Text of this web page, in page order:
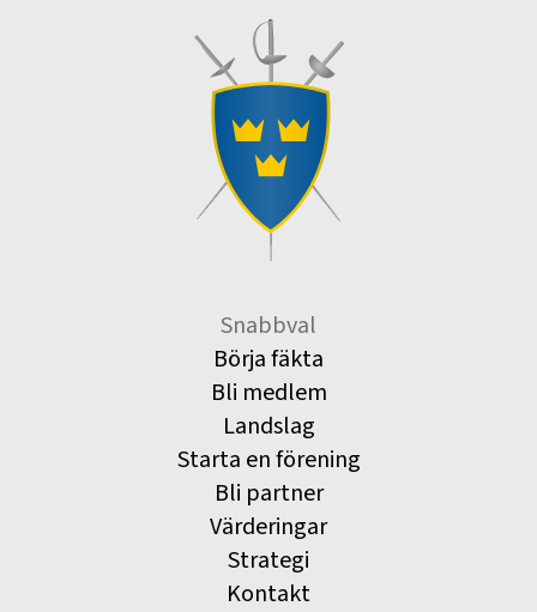
Snabbval
Börja fäkta
Bli medlem
Landslag
Starta en förening
Bli partner
Värderingar
Strategi
Kontakt